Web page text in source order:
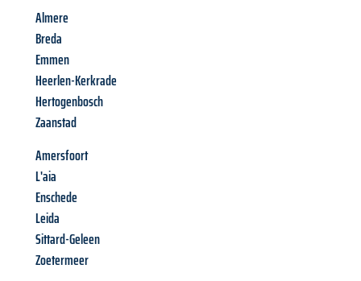
Almere
Breda
Emmen
Heerlen-Kerkrade
Hertogenbosch
Zaanstad
Amersfoort
L'aia
Enschede
Leida
Sittard-Geleen
Zoetermeer